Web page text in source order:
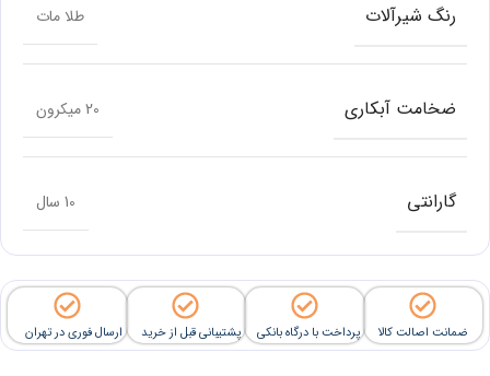
رنگ شیرآلات طلا مات
ضخامت آبکاری 20 میکرون
گارانتی 10 سال
ضمانت اصالت کالا پرداخت با درگاه بانکی پشتیبانی قبل از خرید ارسال فوری در تهران